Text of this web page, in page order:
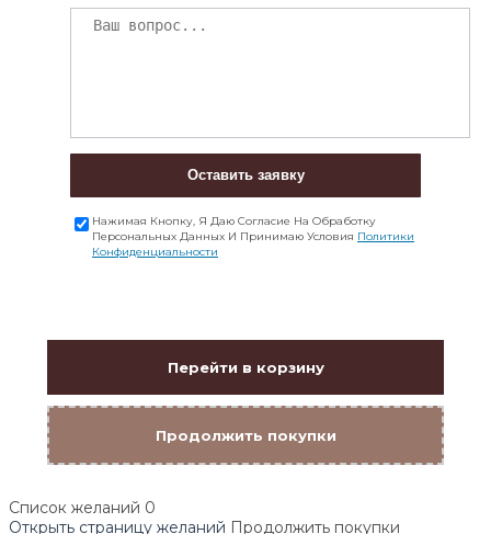
Оставить заявку
Нажимая Кнопку, Я Даю Согласие На Обработку
Персональных Данных И Принимаю Условия Политики
Конфиденциальности
Перейти в корзину
Продолжить покупки
Список желаний 0
Открыть страницу желаний Продолжить покупки